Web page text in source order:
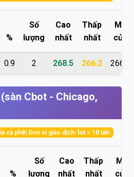
%
Số
lượng
Cao
nhất
Thấp
nhất
Mở
cửa
0.9 2 268.5 266.2 266.2
Cbot - Chicago,
cà phê| Đơn vị giao dịch: lot = 10 tấn
%
Số
lượng
Cao
nhất
Thấp
nhất
Mở
cửa